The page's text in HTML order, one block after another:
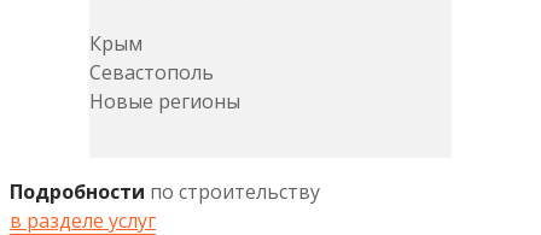
Крым
Севастополь
Новые регионы
Подробности по строительству
в разделе услуг